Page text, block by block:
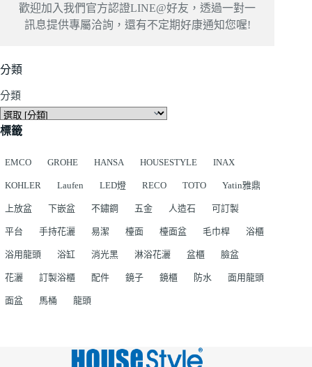
歡迎加入我們官方認證LINE@好友，透過一對一
訊息提供專屬洽詢，還有不定期好康通知您喔!
分類
分類
標籤
EMCO GROHE HANSA HOUSESTYLE INAX
KOHLER Laufen LED燈 RECO TOTO Yatin雅鼎
上放盆 下嵌盆 不鏽鋼 五金 人造石 可訂製
平台 手持花灑 易潔 檯面 檯面盆 毛巾桿 浴櫃
浴用龍頭 浴缸 消光黑 淋浴花灑 盆櫃 臉盆
花灑 訂製浴櫃 配件 鏡子 鏡櫃 防水 面用龍頭
面盆 馬桶 龍頭